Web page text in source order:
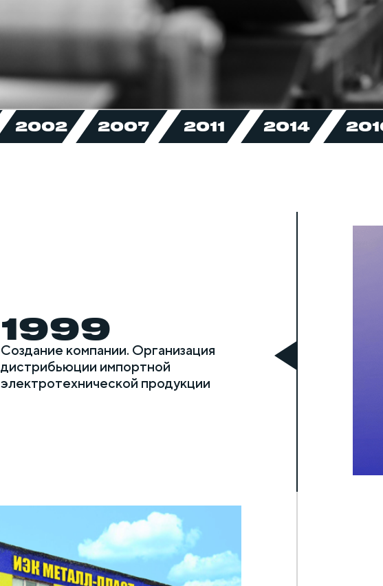
2002 2007 2011 2014
1999
Создание компании. Организация
дистрибьюции импортной
электротехнической продукции